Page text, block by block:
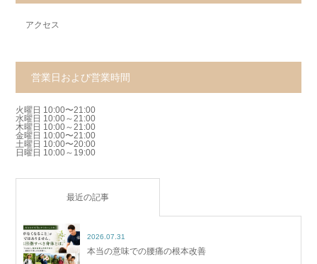
アクセス
営業日および営業時間
火曜日 10:00〜21:00
水曜日 10:00～21:00
木曜日 10:00～21:00
金曜日 10:00〜21:00
土曜日 10:00〜20:00
日曜日 10:00～19:00
最近の記事
2026.07.31
本当の意味での腰痛の根本改善